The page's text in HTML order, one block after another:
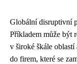
Globální disruptivní
Příkladem může být
v široké škále
do firem, které se